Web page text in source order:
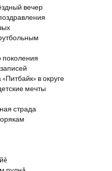
вечер
поколения
в округе
мечты
страда